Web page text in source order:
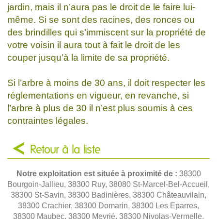
jardin, mais il n’aura pas le droit de le faire lui-
même. Si se sont des racines, des ronces ou
des brindilles qui s’immiscent sur la propriété de
votre voisin il aura tout à fait le droit de les
couper jusqu’à la limite de sa propriété.
Si l’arbre à moins de 30 ans, il doit respecter les
réglementations en vigueur, en revanche, si
l’arbre à plus de 30 il n’est plus soumis à ces
contraintes légales.
Retour à la liste
Notre exploitation est située à proximité de : 38300
Bourgoin-Jallieu, 38300 Ruy, 38080 St-Marcel-Bel-Accueil,
38300 St-Savin, 38300 Badinières, 38300 Châteauvilain,
38300 Crachier, 38300 Domarin, 38300 Les Eparres,
38300 Maubec, 38300 Meyrié, 38300 Nivolas-Vermelle,